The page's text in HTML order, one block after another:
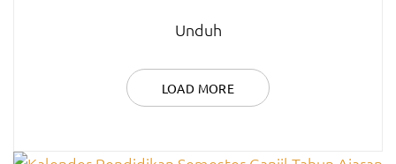
Unduh
LOAD MORE